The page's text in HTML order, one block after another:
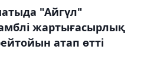
"Айгүл"
жартығасырлық
атап өтті